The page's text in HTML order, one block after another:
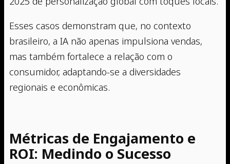
Esses casos demonstram que, no contexto
brasileiro, a IA não apenas impulsiona vendas,
mas também fortalece a relação com o
consumidor, adaptando-se a diversidades
regionais e econômicas.
Métricas de Engajamento e
ROI: Medindo o Sucesso